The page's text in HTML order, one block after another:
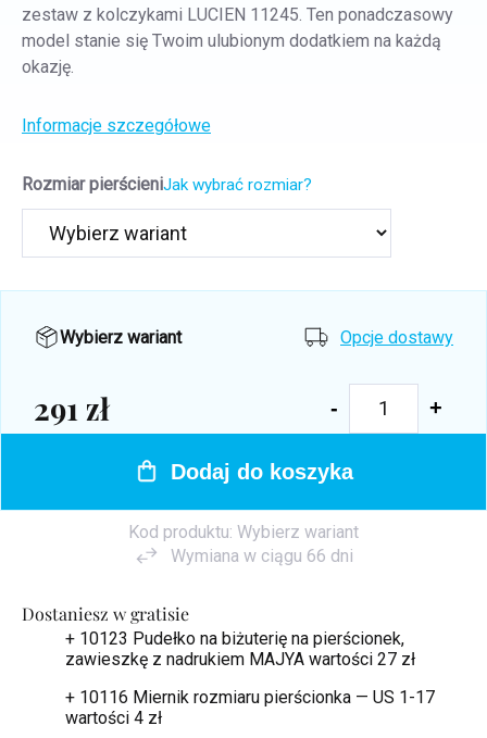
Rozmiar pierścieniJak wybrać rozmiar?
Dostaniesz w gratisie
+ 10123 Pudełko na biżuterię na pierścionek,
zawieszkę z nadrukiem MAJYA wartości 27 zł
+ 10116 Miernik rozmiaru pierścionka — US 1-17
wartości 4 zł
zestaw z kolczykami LUCIEN 11245. Ten ponadczasowy
model stanie się Twoim ulubionym dodatkiem na każdą
okazję.
Informacje szczegółowe
Wybierz wariant Opcje dostawy
291 zł
Cena
Dodaj do koszyka
Kod produktu: Wybierz wariant
Wymiana w ciągu 66 dni